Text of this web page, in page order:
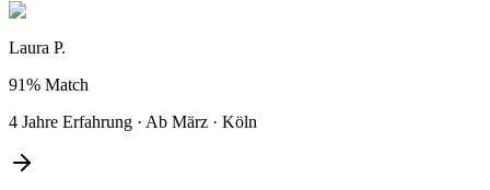
Laura P.
91% Match
4 Jahre Erfahrung · Ab März · Köln